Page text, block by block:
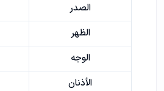
الصدر
الظهر
الوجه
الأذنان